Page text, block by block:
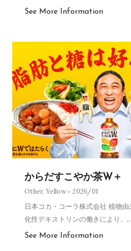
See More Information
からだすこやか茶W＋
Other,Yellow 2026/01
日本コカ・コーラ株式会社 植物
化性デキストリンの働きにより、
See More Information